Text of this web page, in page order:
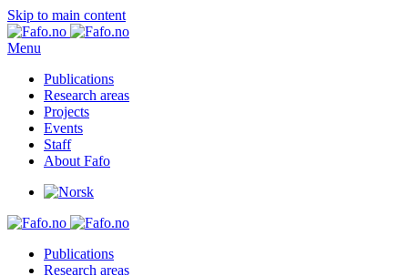
Skip to main content
Menu
Publications
Research areas
Projects
Events
Staff
About Fafo
Publications
Research areas